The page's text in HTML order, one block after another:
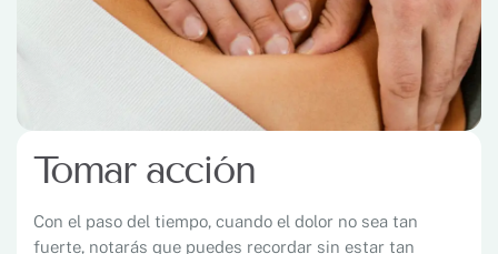
Tomar acción
Con el paso del tiempo, cuando el dolor no sea tan
fuerte, notarás que puedes recordar sin estar tan